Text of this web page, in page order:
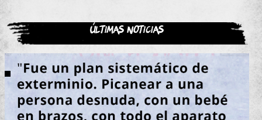
Últimas noticias